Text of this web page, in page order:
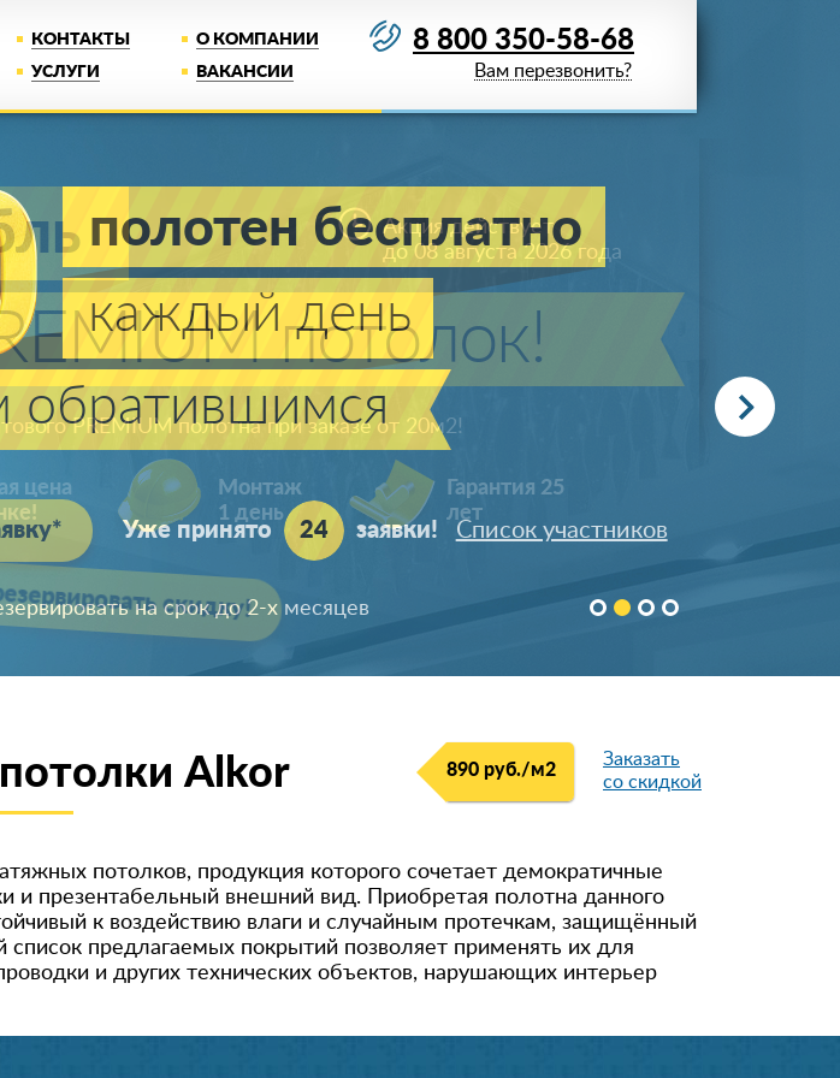
КОНТАКТЫ
О КОМПАНИИ
УСЛУГИ ВАКАНСИИ
8 800 350-58-68
Вам перезвонить?
потолок!
Акция действует
до 08 августа 2026 года
PREMIUM полотна при заказе от 20м2!
цена
Монтаж
1 день
Гарантия 25
лет
скидку!
890 руб./м2
Заказать
со скидкой
Alkor
потолков, продукция которого сочетает демократичные
и презентабельный внешний вид. Приобретая полотна данного
к воздействию влаги и случайным протечкам, защищённый
предлагаемых покрытий позволяет применять их для
и других технических объектов, нарушающих интерьер